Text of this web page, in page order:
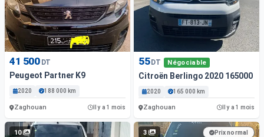
41 500 DT
Peugeot Partner K9
2020 188 000 km
Zaghouan Il y a 1 mois
55DT Négociable
Citroën Berlingo 2020 165000
2020 165 000 km
Zaghouan Il y a 1 mois
10 3 Prix normal